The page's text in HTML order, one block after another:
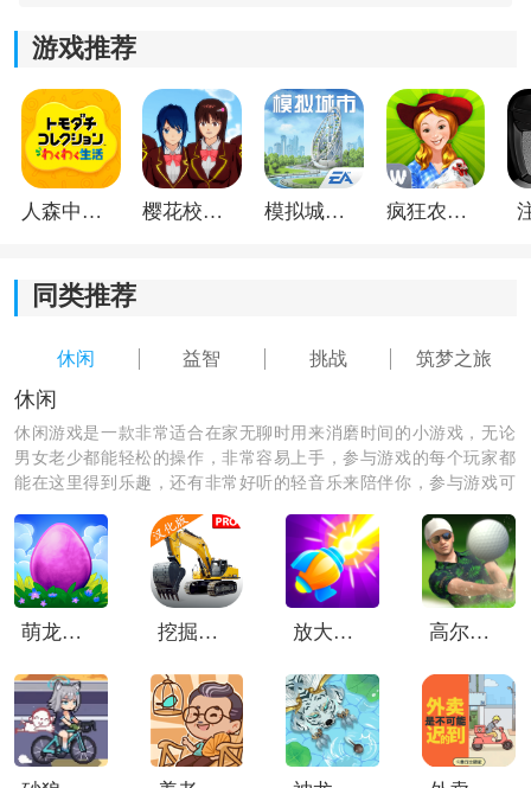
筑梦之旅免广告这款游戏采用的风格非常丰富，能让玩
家更好的去挑战自己的收纳能力，摆放的物品越整齐，
就可以获得更多的金币和宝石，也能够解锁更多场景和
关卡任务。
游戏推荐
人森中文版 樱花校园模拟器1.048.00中文版 模拟城市我是巿长联机版 疯狂农场3美国派19
同类推荐
休闲 益智 挑战 筑梦之旅
休闲
休闲游戏是一款非常适合在家无聊时用来消磨时间的小游戏，无论
男女老少都能轻松的操作，非常容易上手，参与游戏的每个玩家都
能在这里得到乐趣，还有非常好听的轻音乐来陪伴你，参与游戏可
必备的一款app哦。
萌龙进化论中文版 挖掘机模拟器重制版 放大缩小枪 高尔夫之王世界巡回赛